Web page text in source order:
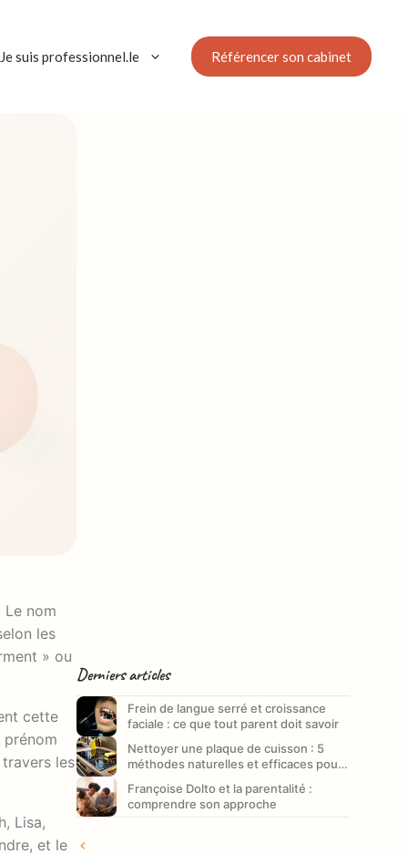
Je suis professionnel.le Référencer son cabinet
nom
les
» ou
cette
les
Lisa,
et le
Derniers articles
Frein de langue serré et croissance
faciale : ce que tout parent doit savoir
Nettoyer une plaque de cuisson : 5
méthodes naturelles et efficaces pour
Françoise Dolto et la parentalité :
comprendre son approche